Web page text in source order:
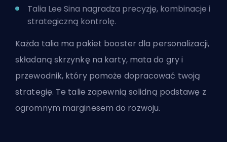
Talia Lee Sina nagradza precyzję, kombinacje i
strategiczną kontrolę.
Każda talia ma pakiet booster dla personalizacji,
składaną skrzynkę na karty, mata do gry i
przewodnik, który pomoże dopracować twoją
strategię. Te talie zapewnią solidną podstawę z
ogromnym marginesem do rozwoju.